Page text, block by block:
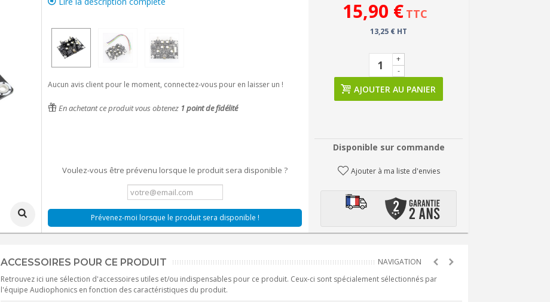
Aucun avis client pour le moment, connectez-vous pour en laisser un !
En achetant ce produit vous obtenez 1 point de fidélité
Voulez-vous être prévenu lorsque le produit sera disponible ?
Prévenez-moi lorsque le produit sera disponible !
15,90 € TTC
13,25 € HT
-
+
AJOUTER AU PANIER
Disponible sur commande
Ajouter à ma liste d'envies
ACCESSOIRES POUR CE PRODUIT
Retrouvez ici une sélection d'accessoires utiles et/ou indispensables pour ce produit. Ceux-ci sont spécialement sélectionnés par
l'équipe Audiophonics en fonction des caractéristiques du produit.